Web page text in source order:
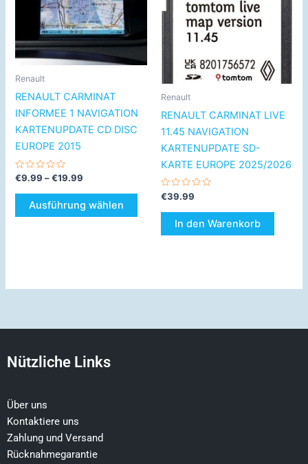
Renault
RENAULT CARMINAT
INFORMEE 1 NAVIGATION
KARTENUPDATE CD DISC
EUROPE 2015
Bewertet
0
von
€9.99 –€19.99
Ausführung wählen
mehrere
Varianten
auf.
Die
Optionen
können
auf
Produktseite
gewählt
Renault
RENAULT CARMINAT LIVE
11.45 NAVIGATION
KARTENUPDATE SD-
KARTE EUROPE 2025/2026
Bewertet
0
von
€39.99
In den Warenkorb
Nützliche Links
Über uns
Kontaktiere uns
Zahlung und Versand
Rücknahmegarantie